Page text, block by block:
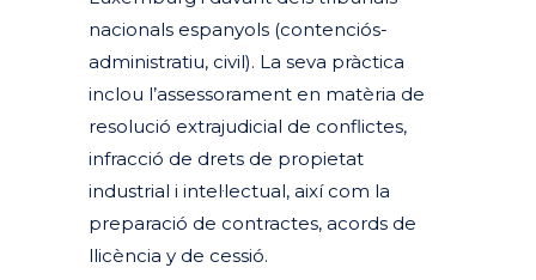
nacionals espanyols (contenciós-
administratiu, civil). La seva pràctica
inclou l’assessorament en matèria de
resolució extrajudicial de conflictes,
infracció de drets de propietat
industrial i intel·lectual, així com la
preparació de contractes, acords de
llicència y de cessió.